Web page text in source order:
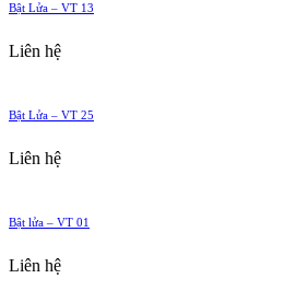
Bật Lửa – VT 13
Liên hệ
Bật Lửa – VT 25
Liên hệ
Bật lửa – VT 01
Liên hệ